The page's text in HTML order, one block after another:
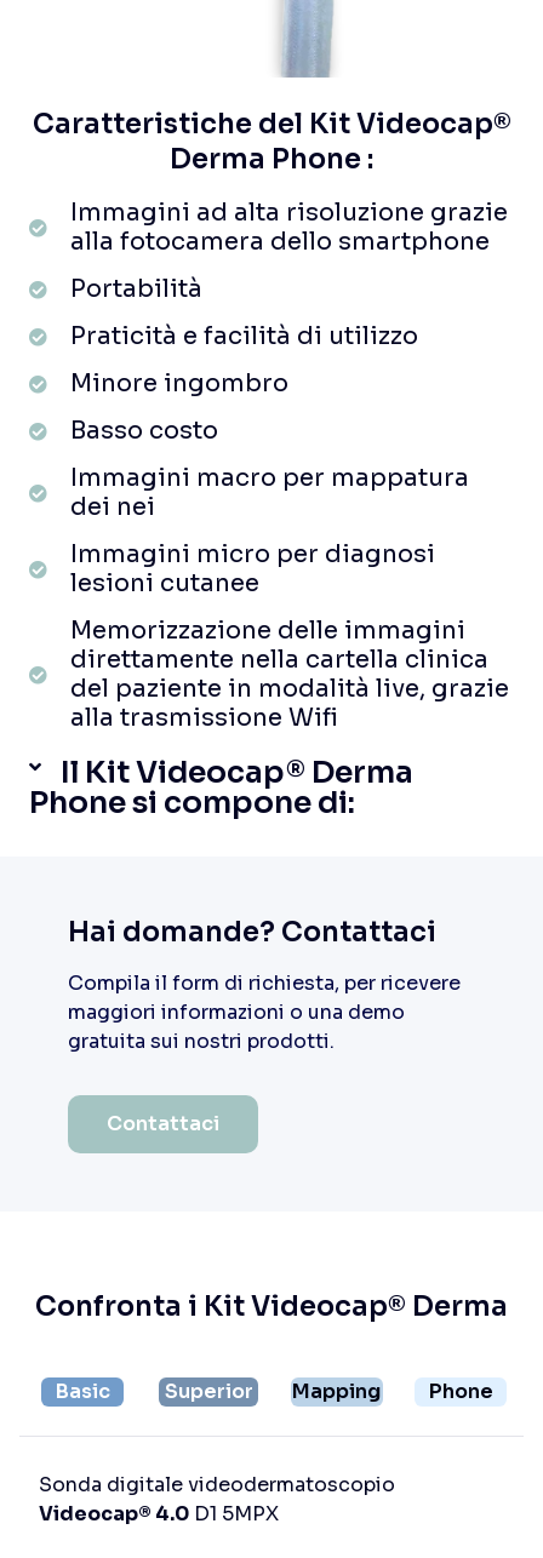
Caratteristiche del Kit Videocap®
Derma Phone :
Immagini ad alta risoluzione grazie
alla fotocamera dello smartphone
Portabilità
Praticità e facilità di utilizzo
Minore ingombro
Basso costo
Immagini macro per mappatura
dei nei
Immagini micro per diagnosi
lesioni cutanee
Memorizzazione delle immagini
direttamente nella cartella clinica
del paziente in modalità live, grazie
alla trasmissione Wifi
Il Kit Videocap® Derma
Phone si compone di:
Hai domande? Contattaci
Compila il form di richiesta, per ricevere
maggiori informazioni o una demo
gratuita sui nostri prodotti.
Contattaci
Confronta i Kit Videocap® Derma
Basic Superior Mapping Phone
Sonda digitale videodermatoscopio
Videocap® 4.0 D1 5MPX